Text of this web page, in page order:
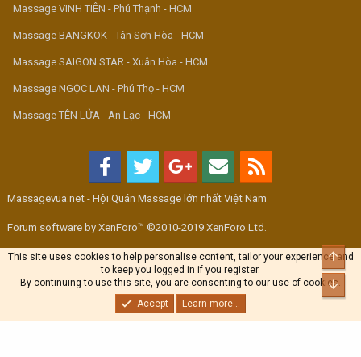
Massage VINH TIÊN - Phú Thạnh - HCM
Massage BANGKOK - Tân Sơn Hòa - HCM
Massage SAIGON STAR - Xuân Hòa - HCM
Massage NGỌC LAN - Phú Thọ - HCM
Massage TÊN LỬA - An Lạc - HCM
Massagevua.net - Hội Quán Massage lớn nhất Việt Nam
Forum software by XenForo™ ©2010-2019 XenForo Ltd.
This site uses cookies to help personalise content, tailor your experience and
to keep you logged in if you register.
By continuing to use this site, you are consenting to our use of cookies.
Accept
Learn more...
Top